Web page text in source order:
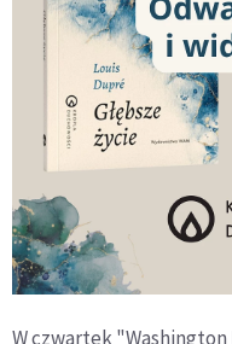
W czwartek